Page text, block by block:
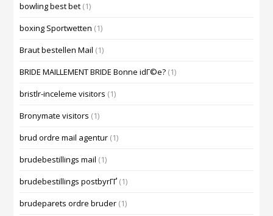
bowling best bet (1)
boxing Sportwetten (1)
Braut bestellen Mail (1)
BRIDE MAILLEMENT BRIDE Bonne idГ©e? (1)
bristlr-inceleme visitors (1)
Bronymate visitors (1)
brud ordre mail agentur (1)
brudebestillings mail (1)
brudebestillings postbyrГҐ (1)
brudeparets ordre bruder (1)